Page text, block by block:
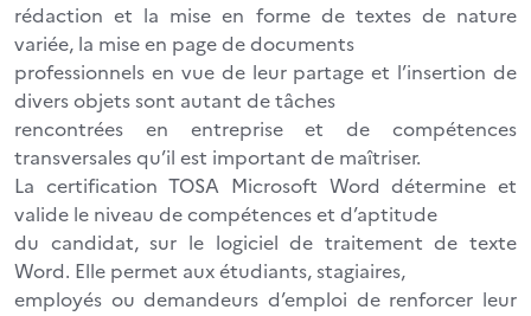
rédaction et la mise en forme de textes de nature
variée, la mise en page de documents
professionnels en vue de leur partage et l’insertion de
divers objets sont autant de tâches
rencontrées en entreprise et de compétences
transversales qu’il est important de maîtriser.
La certification TOSA Microsoft Word détermine et
valide le niveau de compétences et d’aptitude
du candidat, sur le logiciel de traitement de texte
Word. Elle permet aux étudiants, stagiaires,
employés ou demandeurs d’emploi de renforcer leur